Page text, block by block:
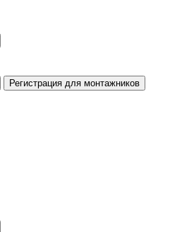
Регистрация для монтажников